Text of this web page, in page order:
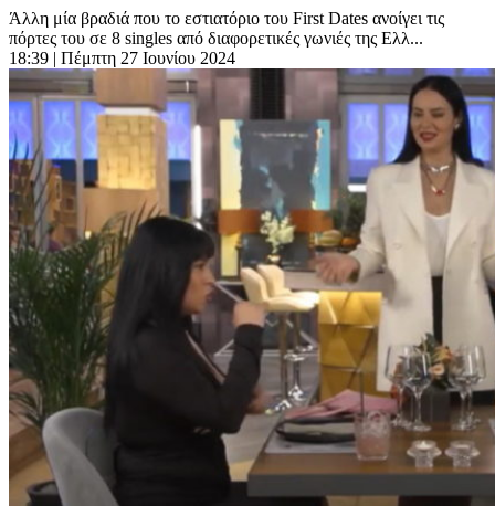
Άλλη μία βραδιά που το εστιατόριο του First Dates ανοίγει τις
πόρτες του σε 8 singles από διαφορετικές γωνιές της Ελλ...
18:39 | Πέμπτη 27 Ιουνίου 2024